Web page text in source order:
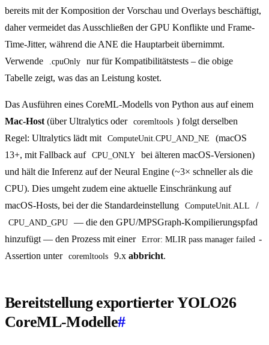
bereits mit der Komposition der Vorschau und Overlays beschäftigt,
daher vermeidet das Ausschließen der GPU Konflikte und Frame-
Time-Jitter, während die ANE die Hauptarbeit übernimmt.
Verwende
.cpuOnly
nur für Kompatibilitätstests – die obige
Tabelle zeigt, was das an Leistung kostet.
Das Ausführen eines CoreML-Modells von Python aus auf einem
Mac-Host (über Ultralytics oder coremltools ) folgt derselben
Regel: Ultralytics lädt mit
ComputeUnit.CPU_AND_NE
(macOS
13+, mit Fallback auf CPU_ONLY
bei älteren macOS-Versionen)
und hält die Inferenz auf der Neural Engine (~3× schneller als die
CPU). Dies umgeht zudem eine aktuelle Einschränkung auf
macOS-Hosts, bei der die Standardeinstellung
ComputeUnit.ALL /
CPU_AND_GPU
— die den GPU/MPSGraph-Kompilierungspfad
hinzufügt — den Prozess mit einer Error: MLIR pass manager failed -
Assertion unter coremltools 9.x abbricht.
Bereitstellung exportierter YOLO26
CoreML-Modelle#